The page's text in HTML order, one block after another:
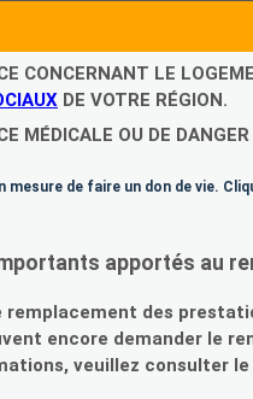
CONCERNANT LE
DE VOTRE RÉGION.
MÉDICALE OU DE
mesure de faire un don de vie.
apportés au
remplacement des
encore demander le
veuillez consulter